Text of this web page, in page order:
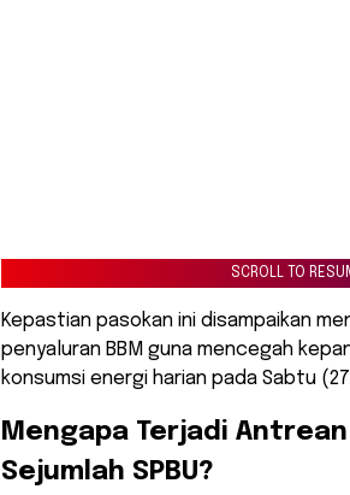
SCROLL TO
Kepastian pasokan ini disampaikan
penyaluran BBM guna mencegah
konsumsi energi harian pada Sabtu
​Mengapa Terjadi Antrean
Sejumlah SPBU?